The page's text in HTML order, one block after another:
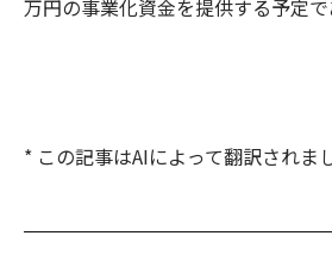
万円の事業化資金を提供する予定で
* この記事はAIによって翻訳されま